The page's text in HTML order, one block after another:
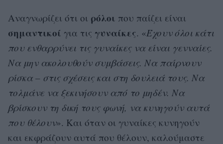
Αναγνωρίζει ότι οι ρόλοι που παίζει είναι
σημαντικοί για τις γυναίκες. «Έχουν όλοι κάτι
που ενθαρρύνει τις γυναίκες να είναι γενναίες.
Να μην ακολουθούν συμβάσεις. Να παίρνουν
ρίσκα – στις σχέσεις και στη δουλειά τους. Να
τολμάνε να ξεκινήσουν από το μηδέν. Να
βρίσκουν τη δική τους φωνή, να κυνηγούν αυτά
που θέλουν». Και όταν οι γυναίκες κυνηγούν
και εκφράζουν αυτά που θέλουν, καλούμαστε